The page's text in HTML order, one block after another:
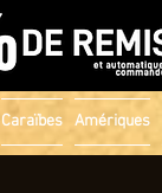
Caraïbes Amériques